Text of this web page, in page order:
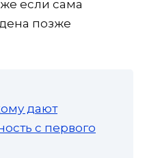
если сама
позже
дают
с первого